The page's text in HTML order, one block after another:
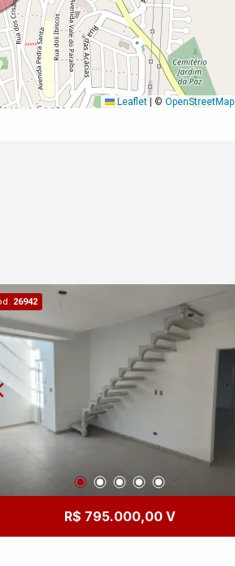
Leaflet © OpenStreetMap
26942
R$ 795.000,00 V